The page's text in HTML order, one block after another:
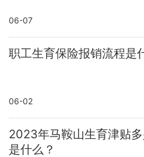
06-07
职工生育保险报销流程是
06-02
2023年马鞍山生育津贴
是什么？